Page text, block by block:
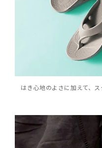
はき心地のよさに加えて、